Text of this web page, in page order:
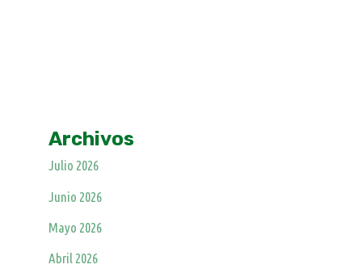
Archivos
Julio 2026
Junio 2026
Mayo 2026
Abril 2026